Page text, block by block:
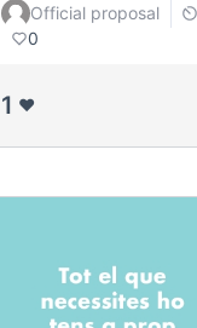
Official proposal
0
1 ❤️